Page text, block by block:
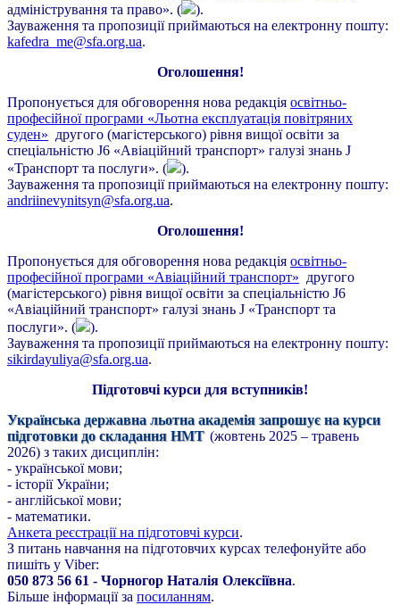
адміністрування та право». (
).
Зауваження та пропозиції приймаються на електронну пошту:
kafedra_me@sfa.org.ua.
Оголошення!
Пропонується для обговорення нова редакція освітньо-
професійної програми «Льотна експлуатація повітряних
суден» другого (магістерського) рівня вищої освіти за
спеціальністю J6 «Авіаційний транспорт» галузі знань J
«Транспорт та послуги». (
).
Зауваження та пропозиції приймаються на електронну пошту:
andriinevynitsyn@sfa.org.ua.
Оголошення!
Пропонується для обговорення нова редакція освітньо-
професійної програми «Авіаційний транспорт» другого
(магістерського) рівня вищої освіти за спеціальністю J6
«Авіаційний транспорт» галузі знань J «Транспорт та
послуги». (
).
Зауваження та пропозиції приймаються на електронну пошту:
sikirdayuliya@sfa.org.ua.
Підготовчі курси для вступників!
Українська державна льотна академія запрошує на курси
підготовки до складання НМТ (жовтень 2025 – травень
2026) з таких дисциплін:
- української мови;
- історії України;
- англійської мови;
- математики.
Анкета реєстрації на підготовчі курси.
З питань навчання на підготовчих курсах телефонуйте або
пишіть у Viber:
050 873 56 61 - Чорногор Наталія Олексіївна.
Більше інформації за посиланням.